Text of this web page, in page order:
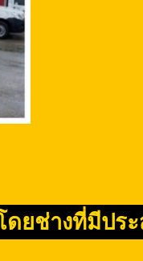
ดยช่างที่มีปร